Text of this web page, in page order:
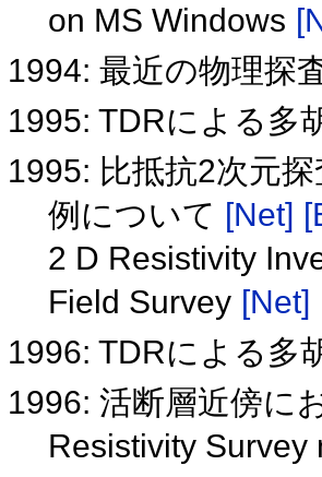
on MS Windows
1994: 最近の物理探
1995: TDRによる多
1995: 比抵抗2次元
例について [Net]
2 D Resistivity
Field Survey [Net]
1996: TDRによる多
1996: 活断層近傍に
Resistivity